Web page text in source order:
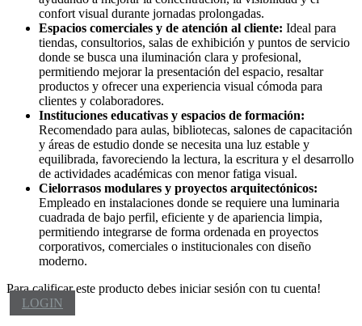
confort visual durante jornadas prolongadas.
Espacios comerciales y de atención al cliente: Ideal para
tiendas, consultorios, salas de exhibición y puntos de servicio
donde se busca una iluminación clara y profesional,
permitiendo mejorar la presentación del espacio, resaltar
productos y ofrecer una experiencia visual cómoda para
clientes y colaboradores.
Instituciones educativas y espacios de formación:
Recomendado para aulas, bibliotecas, salones de capacitación
y áreas de estudio donde se necesita una luz estable y
equilibrada, favoreciendo la lectura, la escritura y el desarrollo
de actividades académicas con menor fatiga visual.
Cielorrasos modulares y proyectos arquitectónicos:
Empleado en instalaciones donde se requiere una luminaria
cuadrada de bajo perfil, eficiente y de apariencia limpia,
permitiendo integrarse de forma ordenada en proyectos
corporativos, comerciales o institucionales con diseño
moderno.
Para calificar este producto debes iniciar sesión con tu cuenta!
LOGIN